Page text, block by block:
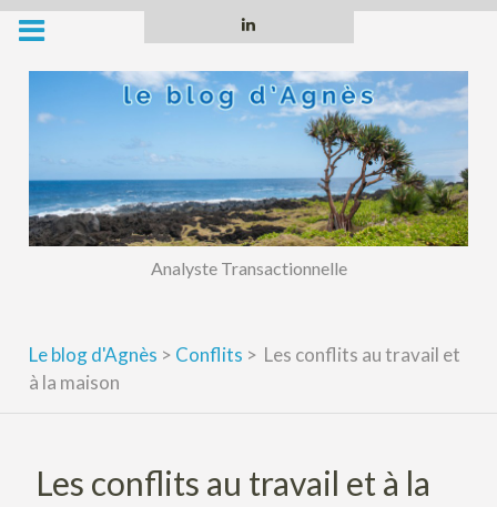
Skip
content
Analyste Transactionnelle
Le blog d'Agnès > Conflits > Les conflits au travail et
à la maison
Les conflits au travail et à la